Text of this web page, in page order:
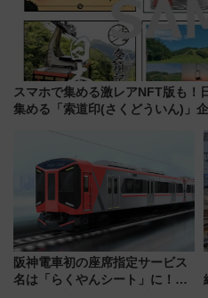
スマホで集める激レアNFT版も！
集める「索道印(さくどういん)」
阪神電車初の座席指定サービス
名は「らくやんシート」に！新